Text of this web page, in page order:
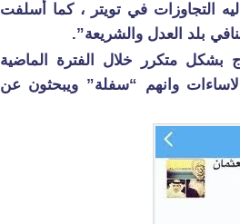
التجاوزات في تويتر ، كما أسلفت
بلد العدل والشريعة”.
متكرر خلال الفترة الماضية
وانهم “سفلة” ويبحثون عن